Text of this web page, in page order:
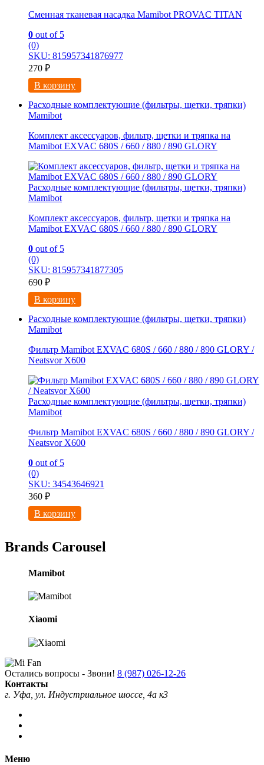
Сменная тканевая насадка Mamibot PROVAC TITAN
0 out of 5
(0)
SKU: 815957341876977
270 ₽
В корзину
Расходные комплектующие (фильтры, щетки, тряпки)
Mamibot
Комплект аксессуаров, фильтр, щетки и тряпка на
Mamibot EXVAC 680S / 660 / 880 / 890 GLORY
Расходные комплектующие (фильтры, щетки, тряпки)
Mamibot
Комплект аксессуаров, фильтр, щетки и тряпка на
Mamibot EXVAC 680S / 660 / 880 / 890 GLORY
0 out of 5
(0)
SKU: 815957341877305
690 ₽
В корзину
Расходные комплектующие (фильтры, щетки, тряпки)
Mamibot
Фильтр Mamibot EXVAC 680S / 660 / 880 / 890 GLORY /
Neatsvor X600
Расходные комплектующие (фильтры, щетки, тряпки)
Mamibot
Фильтр Mamibot EXVAC 680S / 660 / 880 / 890 GLORY /
Neatsvor X600
0 out of 5
(0)
SKU: 34543646921
360 ₽
В корзину
Brands Carousel
Mamibot
Xiaomi
Остались вопросы - Звони! 8 (987) 026-12-26
Контакты
г. Уфа, ул. Индустриальное шоссе, 4а к3
Меню